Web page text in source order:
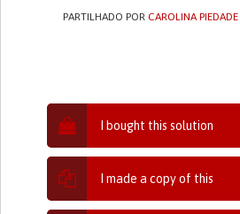
PARTILHADO POR CAROLINA PIEDADE
I bought this solution
I made a copy of this